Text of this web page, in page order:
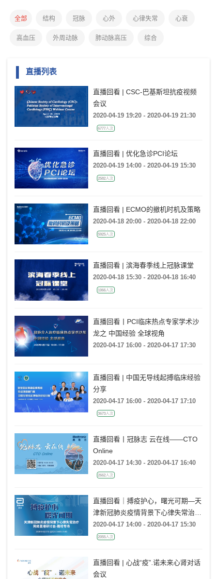
全部 结构 冠脉 心外 心律失常 心衰
高血压 外周动脉 肺动脉高压 综合
直播列表
直播回看 | CSC-巴基斯坦抗疫视频
会议
2020-04-19 19:20 - 2020-04-19 21:30
6777人次
直播回看 | 优化急诊PCI论坛
2020-04-19 14:00 - 2020-04-19 15:30
2582人次
直播回看 | ECMO的撤机时机及策略
2020-04-18 20:00 - 2020-04-18 22:00
5925人次
直播回看 | 滨海春季线上冠脉课堂
2020-04-18 15:30 - 2020-04-18 16:40
1066人次
直播回看丨PCI临床热点专家学术沙
龙之 中国经验 全球视角
2020-04-17 16:00 - 2020-04-17 17:30
直播回看 | 中国无导线起搏临床经验
分享
2020-04-17 16:00 - 2020-04-17 17:10
3673人次
直播回看丨冠脉志 云在线——CTO
Online
2020-04-17 14:30 - 2020-04-17 16:40
2662人次
直播回看｜搏疫护心，曙光可期—天
津新冠肺炎疫情背景下心律失常治疗
网络直播研讨会-雅培专场
2020-04-17 14:00 - 2020-04-17 15:30
2055人次
直播回看 | 心战“疫”.诺未来心肾对话
会议